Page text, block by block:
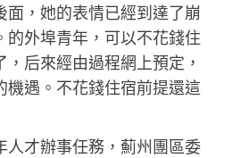
面，她的表情已經到達了崩
的外埠青年，可以不花錢住
后來經由過程網上預定，
機遇。不花錢住宿前提還這
人才辦事任務，薊州團區委